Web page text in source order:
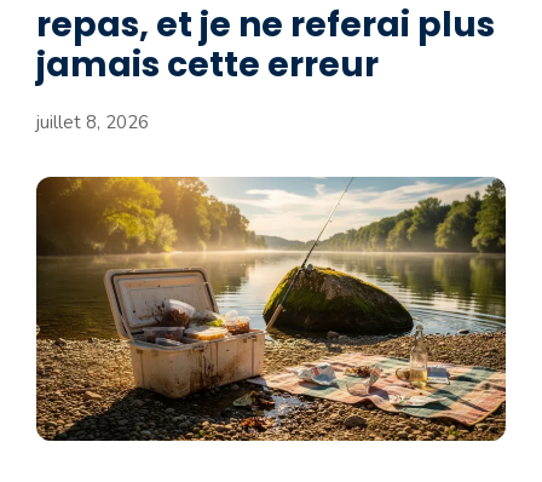
repas, et je ne referai plus
jamais cette erreur
juillet 8, 2026